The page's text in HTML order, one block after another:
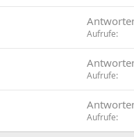
Aufrufe
Aufrufe
Aufrufe